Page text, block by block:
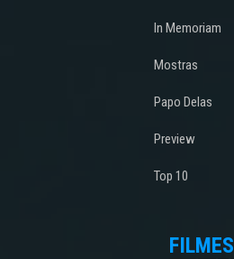
In Memoriam
Mostras
Papo Delas
Preview
Top 10
FILMES